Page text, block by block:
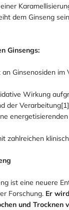
dem Ginseng
Ginsengs:
Ginsenosiden im
Wirkung
der Verarbeitung[1]
zahlreichen
ist eine neuere
Forschung. Er
und Trocknen